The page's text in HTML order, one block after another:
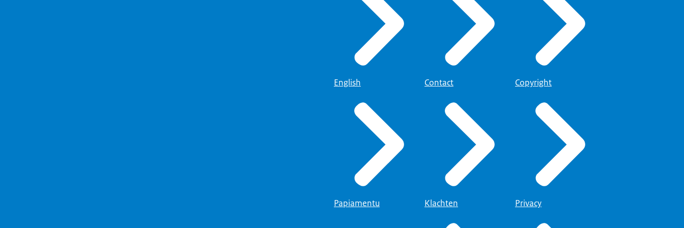
English
Papiamentu
Contact
Klachten
Copyright
Privacy